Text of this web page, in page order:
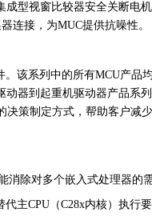
型视窗比较器安全关断电
连接，为MUC提供抗噪性。
。该系列中的所有MCU产品
器到起重机驱动器产品系列
决策制定方式，帮助客户减
消除对多个嵌入式处理器的
代主CPU （C28x内核）执行